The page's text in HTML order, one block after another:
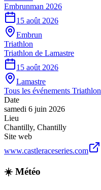
Embrunman 2026
15 août 2026
Embrun
Triathlon
Triathlon de Lamastre
15 août 2026
Lamastre
Tous les événements Triathlon
Date
samedi 6 juin 2026
Lieu
Chantilly, Chantilly
Site web
www.castleraceseries.com
☀️ Météo